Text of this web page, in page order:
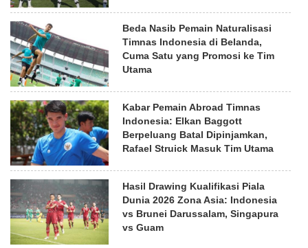
Beda Nasib Pemain Naturalisasi
Timnas Indonesia di Belanda,
Cuma Satu yang Promosi ke Tim
Utama
Kabar Pemain Abroad Timnas
Indonesia: Elkan Baggott
Berpeluang Batal Dipinjamkan,
Rafael Struick Masuk Tim Utama
Hasil Drawing Kualifikasi Piala
Dunia 2026 Zona Asia: Indonesia
vs Brunei Darussalam, Singapura
vs Guam